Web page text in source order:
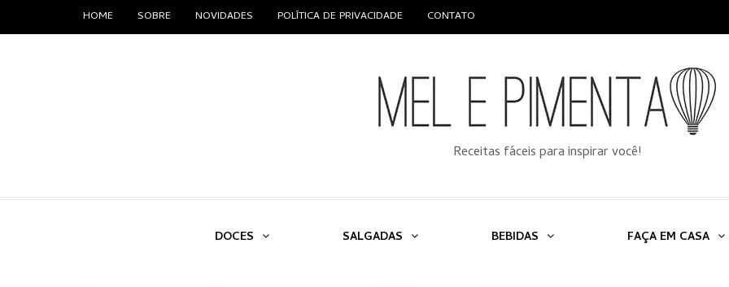
HOME SOBRE NOVIDADES POLÍTICA DE PRIVACIDADE CONTATO
Receitas fáceis para inspirar você!
DOCES SALGADAS BEBIDAS FAÇA EM CASA